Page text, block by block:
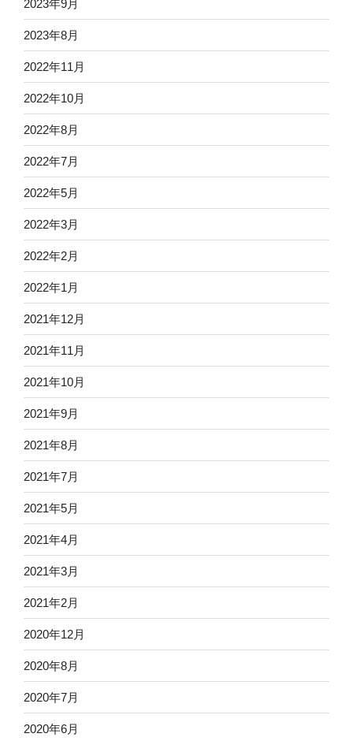
2023年9月
2023年8月
2022年11月
2022年10月
2022年8月
2022年7月
2022年5月
2022年3月
2022年2月
2022年1月
2021年12月
2021年11月
2021年10月
2021年9月
2021年8月
2021年7月
2021年5月
2021年4月
2021年3月
2021年2月
2020年12月
2020年8月
2020年7月
2020年6月